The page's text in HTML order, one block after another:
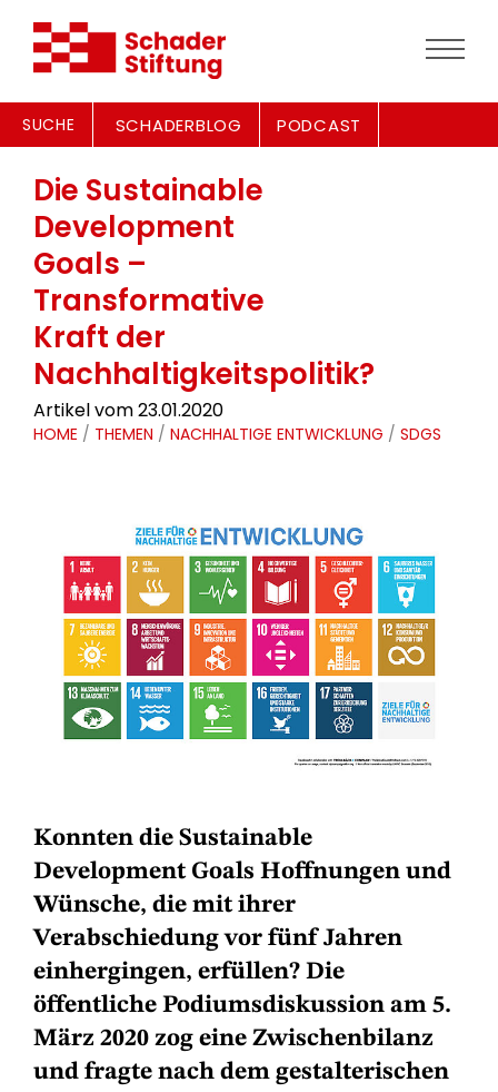
SUCHE SCHADERBLOG PODCAST
Die Sustainable
Development
Goals –
Transformative
Kraft der
Nachhaltigkeitspolitik?
Artikel vom 23.01.2020
HOME / THEMEN / NACHHALTIGE ENTWICKLUNG / SDGS
Konnten die Sustainable
Development Goals Hoffnungen und
Wünsche, die mit ihrer
Verabschiedung vor fünf Jahren
einhergingen, erfüllen? Die
öffentliche Podiumsdiskussion am 5.
März 2020 zog eine Zwischenbilanz
und fragte nach dem gestalterischen